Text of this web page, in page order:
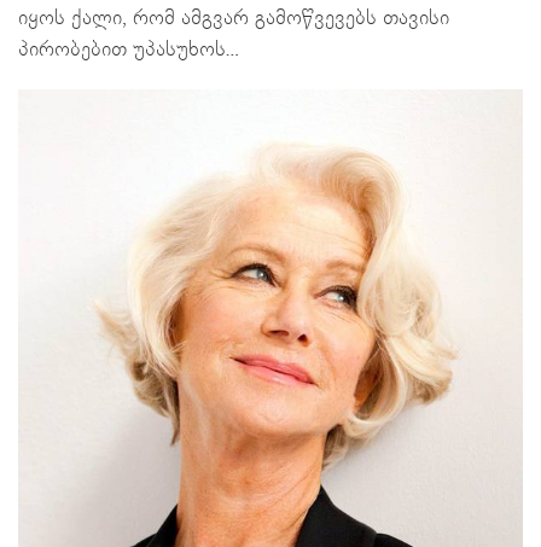
იყოს ქალი, რომ ამგვარ გამოწვევებს თავისი
პირობებით უპასუხოს…